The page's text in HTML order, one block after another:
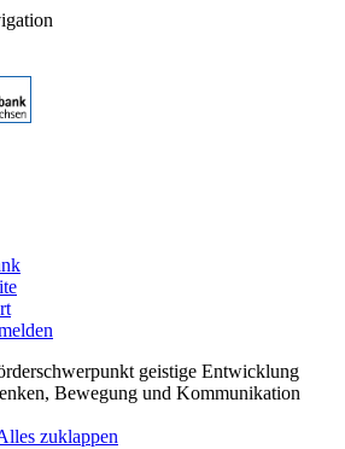
geistige Entwicklung
Bewegung und Kommunikation
zuklappen